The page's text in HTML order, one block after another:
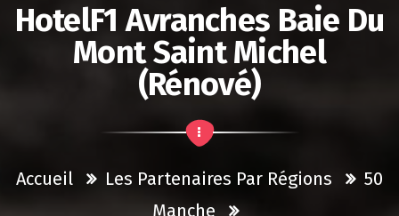
HotelF1 Avranches Baie Du
Mont Saint Michel
(rénové)
Accueil Les Partenaires Par Régions
50
Manche